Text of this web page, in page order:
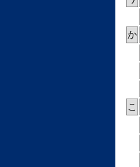
か
こ